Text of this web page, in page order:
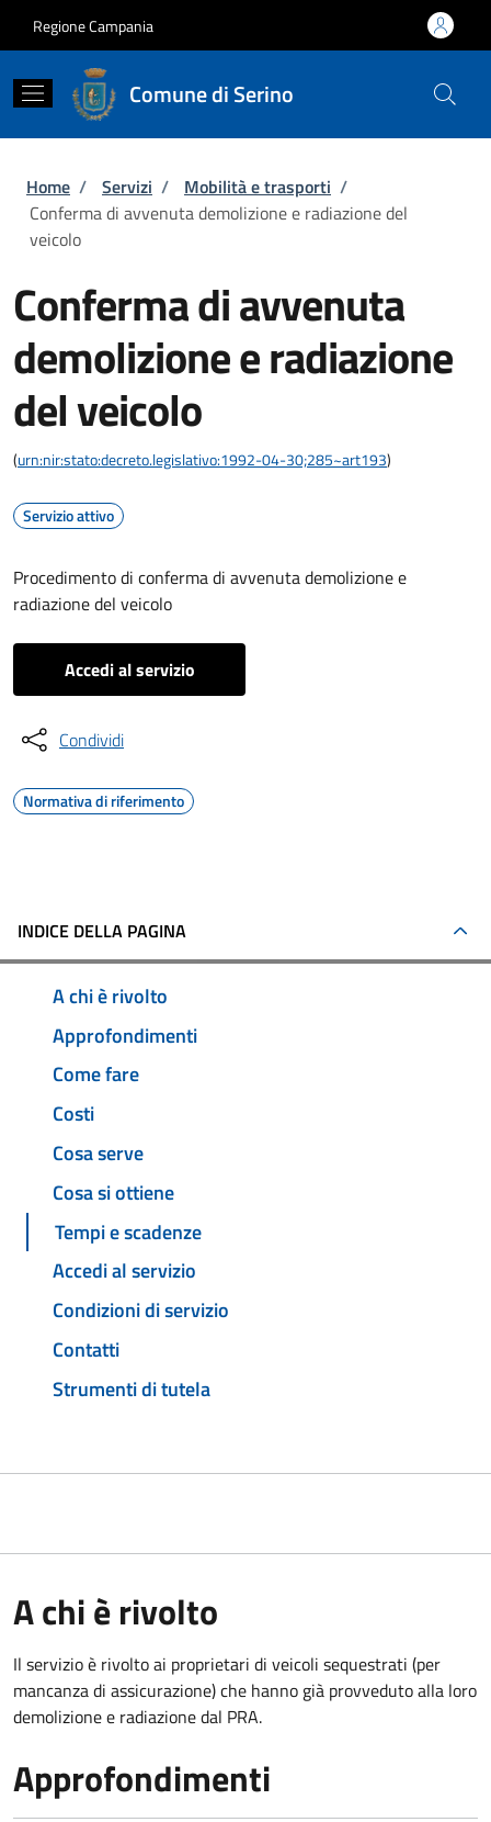
Regione Campania
Comune di Serino
Briciole di pane
Home / Servizi / Mobilità e trasporti /
Conferma di avvenuta demolizione e radiazione del
veicolo
Conferma di avvenuta
demolizione e radiazione
del veicolo
(urn:nir:stato:decreto.legislativo:1992-04-30;285~art193)
Servizio attivo
Procedimento di conferma di avvenuta demolizione e
radiazione del veicolo
Accedi al servizio
Condividi
Normativa di riferimento
INDICE DELLA PAGINA
A chi è rivolto
Approfondimenti
Come fare
Costi
Cosa serve
Cosa si ottiene
Tempi e scadenze
Accedi al servizio
Condizioni di servizio
Contatti
Strumenti di tutela
A chi è rivolto
Il servizio è rivolto ai proprietari di veicoli sequestrati (per
mancanza di assicurazione) che hanno già provveduto alla loro
demolizione e radiazione dal PRA.
Approfondimenti